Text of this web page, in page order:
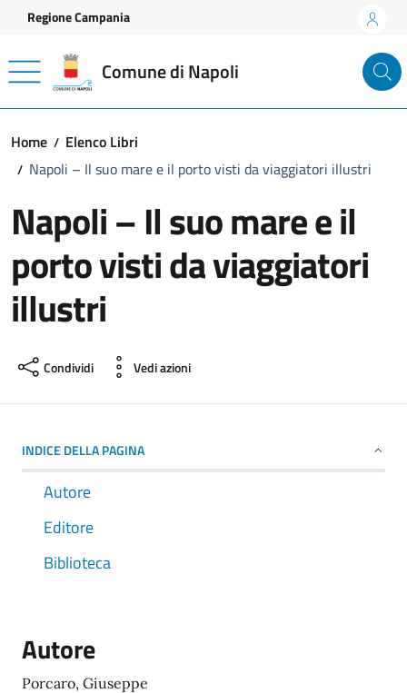
Vai ai contenuti
Vai al footer
Regione Campania
Comune di Napoli
Home
Elenco Libri
Napoli – Il suo mare e il porto visti da viaggiatori illustri
Napoli – Il suo mare e il
porto visti da viaggiatori
illustri
Condividi Vedi azioni
INDICE DELLA PAGINA
Autore
Editore
Biblioteca
Autore
Porcaro, Giuseppe